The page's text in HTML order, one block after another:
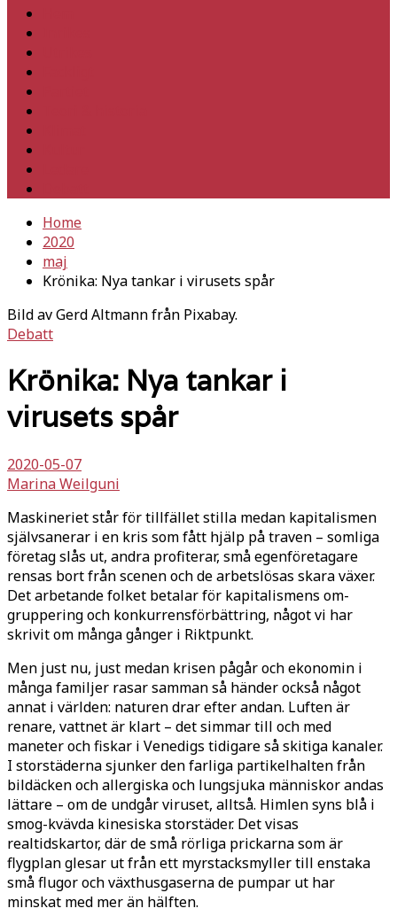
Home
2020
maj
Krönika: Nya tankar i virusets spår
Bild av Gerd Altmann från Pixabay.
Debatt
Krönika: Nya tankar i
virusets spår
2020-05-07
Marina Weilguni
Maskineriet står för tillfället stilla med­an kapitalismen
självsanerar i en kris som fått hjälp på traven – somliga
före­tag slås ut, andra profiterar, små egenfö­retagare
rensas bort från scenen och de arbetslösas skara växer.
Det arbetande folket betalar för kapitalismens om­
gruppering och konkurrensförbättring, något vi har
skrivit om många gånger i Riktpunkt.
Men just nu, just medan krisen pågår och ekonomin i
många familjer rasar samman så händer också något
annat i världen: naturen drar efter andan. Luften är
renare, vattnet är klart – det simmar till och med
maneter och fiskar i Venedigs tidigare så skitiga kanaler.
I storstäderna sjunker den farliga parti­kelhalten från
bildäcken och allergiska och lungsjuka människor andas
lättare – om de undgår viruset, alltså. Himlen syns blå i
smog-kvävda kinesiska stor­städer. Det visas
realtidskartor, där de små rörliga prickarna som är
flygplan glesar ut från ett myrstacksmyller till enstaka
små flugor och växthusgaserna de pumpar ut har
minskat med mer än hälften.